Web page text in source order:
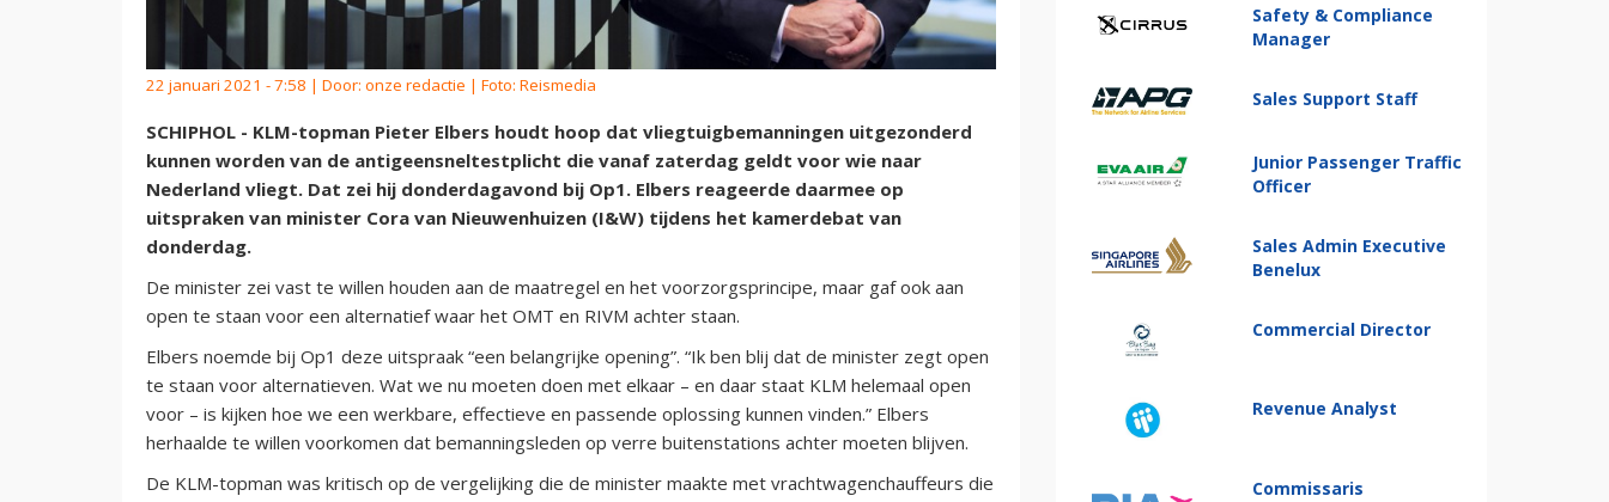
22 januari 2021 - 7:58 | Door: onze redactie | Foto: Reismedia
SCHIPHOL - KLM-topman Pieter Elbers houdt hoop dat vliegtuigbemanningen uitgezonderd
kunnen worden van de antigeensneltestplicht die vanaf zaterdag geldt voor wie naar
Nederland vliegt. Dat zei hij donderdagavond bij Op1. Elbers reageerde daarmee op
uitspraken van minister Cora van Nieuwenhuizen (I&W) tijdens het kamerdebat van
donderdag.
De minister zei vast te willen houden aan de maatregel en het voorzorgsprincipe, maar gaf ook aan
open te staan voor een alternatief waar het OMT en RIVM achter staan.
Elbers noemde bij Op1 deze uitspraak “een belangrijke opening”. “Ik ben blij dat de minister zegt open
te staan voor alternatieven. Wat we nu moeten doen met elkaar – en daar staat KLM helemaal open
voor – is kijken hoe we een werkbare, effectieve en passende oplossing kunnen vinden.” Elbers
herhaalde te willen voorkomen dat bemanningsleden op verre buitenstations achter moeten blijven.
De KLM-topman was kritisch op de vergelijking die de minister maakte met vrachtwagenchauffeurs die
Safety & Compliance
Manager
Sales Support Staff
Junior Passenger Traffic
Officer
Sales Admin Executive
Benelux
Commercial Director
Revenue Analyst
Commissaris